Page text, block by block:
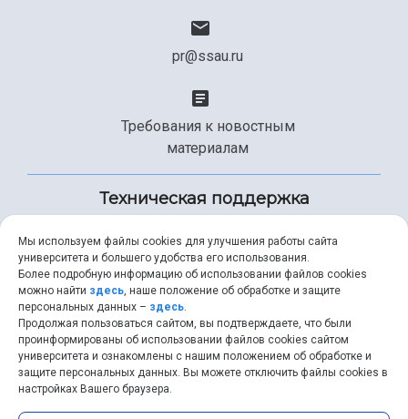
pr@ssau.ru
Требования к новостным
материалам
Техническая поддержка
+7 (846) 267-49-99
help@ssau.ru
Мы используем файлы cookies для улучшения работы сайта
университета и большего удобства его использования.
Более подробную информацию об использовании файлов cookies
можно найти здесь, наше положение об обработке и защите
персональных данных – здесь.
Продолжая пользоваться сайтом, вы подтверждаете, что были
проинформированы об использовании файлов cookies сайтом
университета и ознакомлены с нашим положением об обработке и
защите персональных данных. Вы можете отключить файлы cookies в
настройках Вашего браузера.